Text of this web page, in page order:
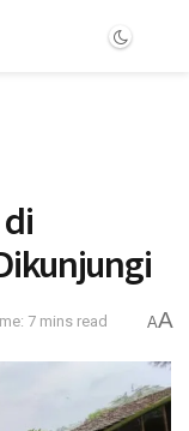
7 mins read AA